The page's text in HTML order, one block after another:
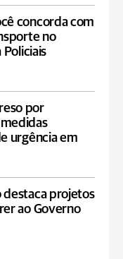
concorda com
no
por
urgência em
destaca projetos
ao Governo